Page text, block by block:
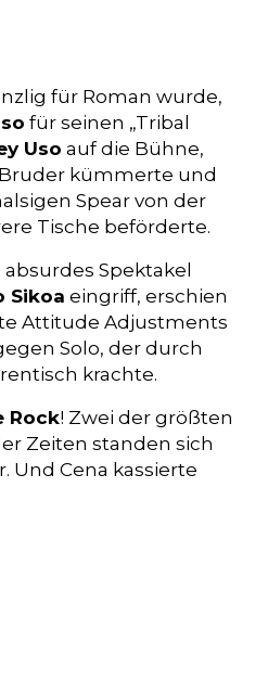
für Roman wurde,
für seinen „Tribal
Uso auf die Bühne,
kümmerte und
Spear von der
Tische beförderte.
Spektakel
Sikoa eingriff, erschien
Attitude Adjustments
Solo, der durch
krachte.
Rock! Zwei der größten
Zeiten standen sich
Und Cena kassierte